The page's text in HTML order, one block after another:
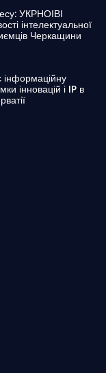
УКРНОІВІ
інтелектуальної
Черкащини
інформаційну
інновацій і IP в